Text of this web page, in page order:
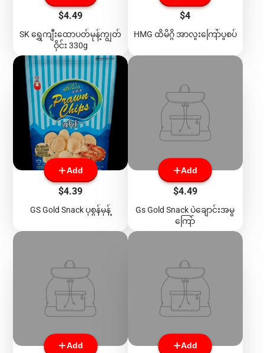
Price
$4.49
SK ရွှေကျီးထောပတ်မုန့်ကျွတ်
ဝိုင်း 330g
Price
$4
HMG ထိမိဂွိ အာလူးကြော်ပူစပ်
Add
Price
$4.39
GS Gold Snack ပုစွန်မုန့်
Add
Price
$4.49
Gs Gold Snack ပဲချောင်းအမွ
ကြော်
Add Add